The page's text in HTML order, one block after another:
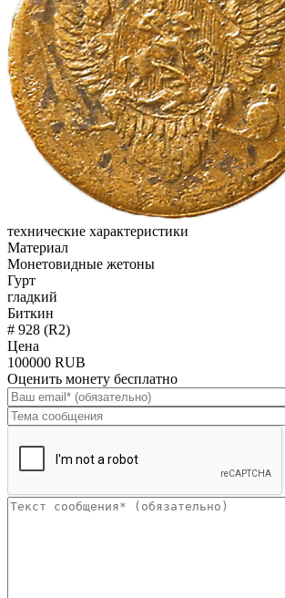
технические характеристики
Материал
Монетовидные жетоны
Гурт
гладкий
Биткин
# 928 (R2)
Цена
100000 RUB
Оценить монету бесплатно